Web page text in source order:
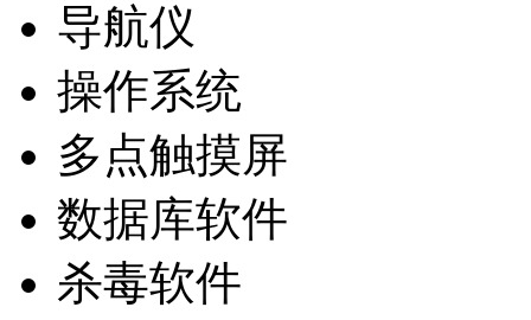
导航仪
操作系统
多点触摸屏
数据库软件
杀毒软件